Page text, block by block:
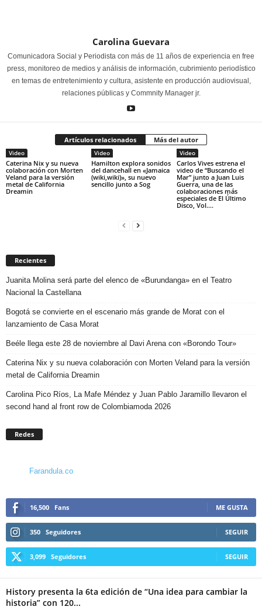
Carolina Guevara
Comunicadora Social y Periodista con más de 11 años de experiencia en free
press, monitoreo de medios y análisis de información, cubrimiento periodístico
en temas de entretenimiento y cultura, asistente en producción audiovisual,
relaciones públicas y Commnity Manager jr.
Artículos relacionados Más del autor
Video
Caterina Nix y su nueva
colaboración con Morten
Veland para la versión
metal de California
Dreamin
Video
Hamilton explora sonidos
del dancehall en «Jamaica
(wiki,wiki)», su nuevo
sencillo junto a Sog
Video
Carlos Vives estrena el
video de “Buscando el
Mar” junto a Juan Luis
Guerra, una de las
colaboraciones más
especiales de El Último
Disco, Vol....
Recientes
Juanita Molina será parte del elenco de «Burundanga» en el Teatro
Nacional la Castellana
Bogotá se convierte en el escenario más grande de Morat con el
lanzamiento de Casa Morat
Beéle llega este 28 de noviembre al Davi Arena con «Borondo Tour»
Caterina Nix y su nueva colaboración con Morten Veland para la versión
metal de California Dreamin
Carolina Pico Ríos, La Mafe Méndez y Juan Pablo Jaramillo llevaron el
second hand al front row de Colombiamoda 2026
Redes
Farandula.co
16,500 Fans ME GUSTA
350 Seguidores SEGUIR
3,099 Seguidores SEGUIR
History presenta la 6ta edición de “Una idea para cambiar la
historia” con 120...